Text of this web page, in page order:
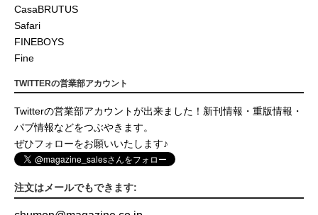
CasaBRUTUS
Safari
FINEBOYS
Fine
TWITTERの営業部アカウント
Twitterの営業部アカウントが出来ました！新刊情報・重版情報・
パブ情報などをつぶやきます。
ぜひフォローをお願いいたします♪
注文はメールでもできます: